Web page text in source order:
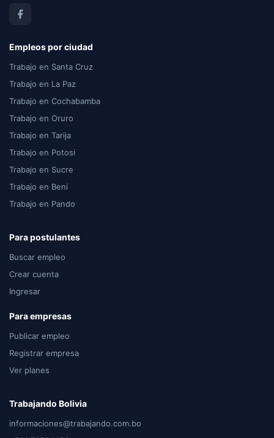
Empleos por ciudad
Trabajo en Santa Cruz
Trabajo en La Paz
Trabajo en Cochabamba
Trabajo en Oruro
Trabajo en Tarija
Trabajo en Potosi
Trabajo en Sucre
Trabajo en Beni
Trabajo en Pando
Para postulantes
Buscar empleo
Crear cuenta
Ingresar
Para empresas
Publicar empleo
Registrar empresa
Ver planes
Trabajando Bolivia
informaciones@trabajando.com.bo